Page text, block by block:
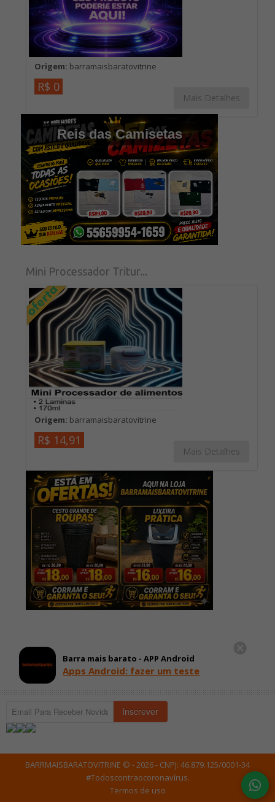
Origem: barramaisbaratovitrine
R$ 0
Mais Detalhes
Reis das Camisetas
Mini Processador Tritur...
Origem: barramaisbaratovitrine
R$ 14,91
Mais Detalhes
Barra mais barato - APP Android
Apps Android: fazer um teste
Inscrever
BARRMAISBARATOVITRINE © - 2026 - CNPJ: 46.879.125/0001-34
#Todoscontraocoronavírus.
Termos de uso